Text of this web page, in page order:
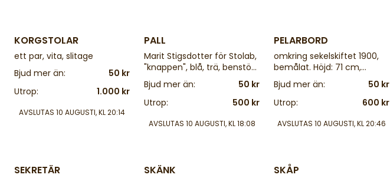
KORGSTOLAR
ett par, vita, slitage
Bjud mer än:
50 kr
Utrop:
1.000 kr
AVSLUTAS 10 AUGUSTI, KL 20:14
PALL
Marit Stigsdotter för Stolab,
"knappen", blå, trä, benstöd
i metall. Höjd: 76 cm
Bjud mer än:
50 kr
Utrop:
500 kr
AVSLUTAS 10 AUGUSTI, KL 18:08
PELARBORD
omkring sekelskiftet 1900,
bemålat. Höjd: 71 cm,
diameter: 50 cm
Bjud mer än:
50 kr
Utrop:
600 kr
AVSLUTAS 10 AUGUSTI, KL 20:46
SEKRETÄR SKÄNK SKÅP